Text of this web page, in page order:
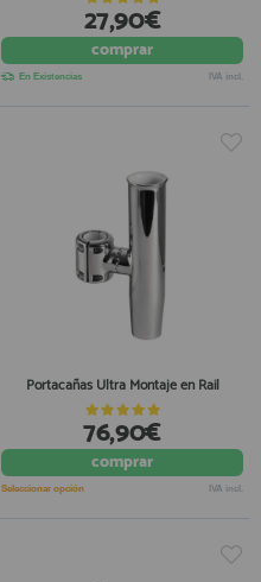
27,90€
comprar
En Existencias IVA incl.
Portacañas Ultra Montaje en Rail
76,90€
comprar
Seleccionar opción IVA incl.